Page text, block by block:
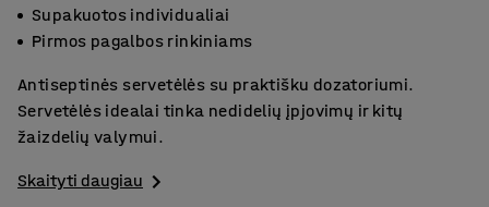
Supakuotos individualiai
Pirmos pagalbos rinkiniams
Antiseptinės servetėlės su praktišku dozatoriumi.
Servetėlės idealai tinka nedidelių įpjovimų ir kitų
žaizdelių valymui.
Skaityti daugiau